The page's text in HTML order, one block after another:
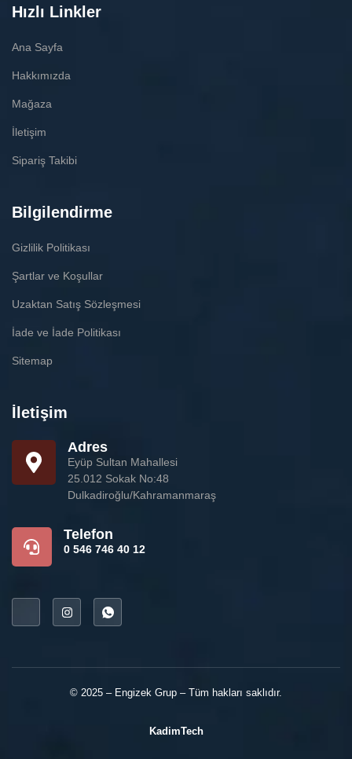
Hızlı Linkler
Ana Sayfa
Hakkımızda
Mağaza
İletişim
Sipariş Takibi
Bilgilendirme
Gizlilik Politikası
Şartlar ve Koşullar
Uzaktan Satış Sözleşmesi
İade ve İade Politikası
Sitemap
İletişim
Adres
Eyüp Sultan Mahallesi
25.012 Sokak No:48
Dulkadiroğlu/Kahramanmaraş
Telefon
0 546 746 40 12
© 2025 – Engizek Grup – Tüm hakları saklıdır.
KadimTech